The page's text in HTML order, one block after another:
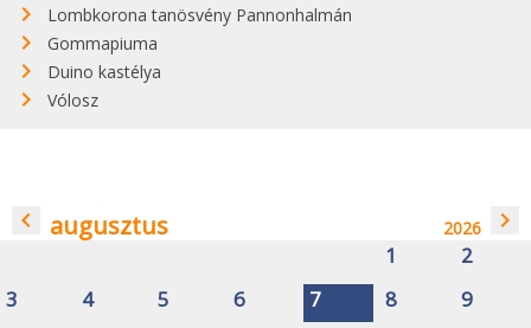
Lombkorona tanösvény Pannonhalmán
Gommapiuma
Duino kastélya
Vólosz
navigate_before augusztus 2026 navigate_next
1
2
3
4 5 6 7 8
9